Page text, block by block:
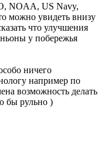
NOAA, US Navy,
можно увидеть внизу
что улучшения
у побережья
ничего
например по
возможность делать
бы рульно )